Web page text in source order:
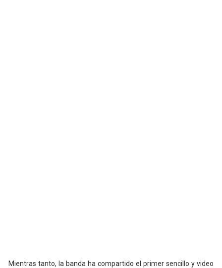
Mientras tanto, la banda ha compartido el primer sencillo y video